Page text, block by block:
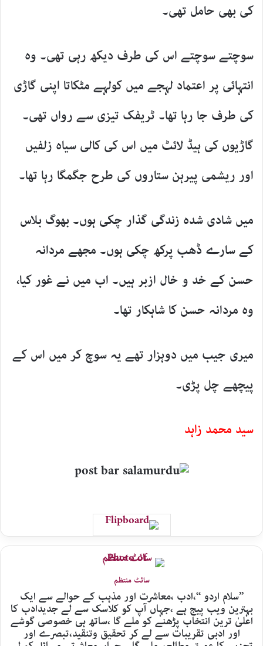
کی بھی حامل تھی۔
سوچتے سوچتے اس کی طرف دیکھ رہی تھی۔ وہ
انتہائی پر اعتماد لہجے میں کولہے مٹکاتا اپنی گاڑی
کی طرف جا رہا تھا۔ ٹریفک تیزی سے رواں تھی۔
گاڑیوں کی ہیڈ لائٹ میں اس کی کالی سیاہ زلفیں
اور ریشمی پیرہن ستاروں کی طرح جگمگا رہا تھا۔
میں شادی شدہ زندگی گذار چکی ہوں۔ بھوگ بلاس
کے سارے ڈھب پرکھ چکی ہوں۔ مجھے مردانہ
حسن کے خد و خال ازبر ہیں۔ اب میں نے غور کیا،
وہ مردانہ حسن کا شاہکار تھا۔
میری جیب میں دوہزار تھے یہ سوچ کر میں اس کے
پیچھے چل پڑی۔
سید محمد زاہد
سائٹ منتظم
’’سلام اردو ‘‘،ادب ،معاشرت اور مذہب کے حوالے سے ایک
بہترین ویب پیج ہے ،جہاں آپ کو کلاسک سے لے جدیدادب کا
اعلیٰ ترین انتخاب پڑھنے کو ملے گا ،ساتھ ہی خصوصی گوشے
اور ادبی تقریبات سے لے کر تحقیق وتنقید،تبصرے اور